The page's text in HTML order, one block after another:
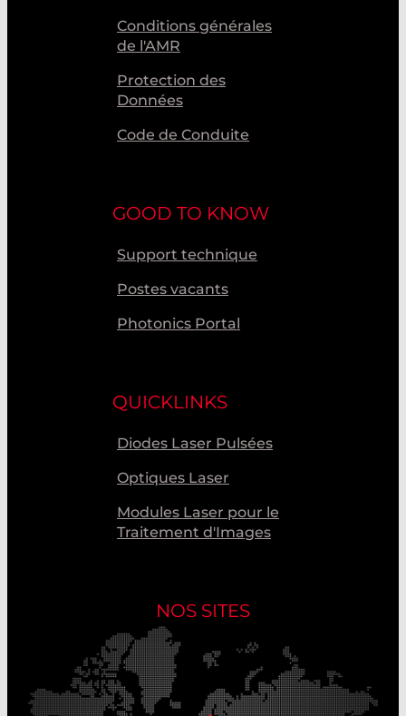
Conditions générales
de l'AMR
Protection des
Données
Code de Conduite
GOOD TO KNOW
Support technique
Postes vacants
Photonics Portal
QUICKLINKS
Diodes Laser Pulsées
Optiques Laser
Modules Laser pour le
Traitement d'Images
NOS SITES